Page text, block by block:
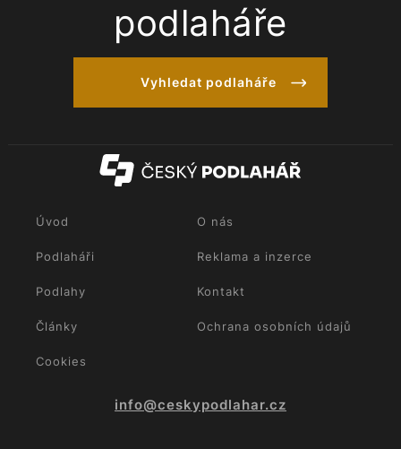
podlaháře
Vyhledat podlaháře
Úvod O nás
Podlaháři Reklama a inzerce
Podlahy Kontakt
Články Ochrana osobních údajů
Cookies
info@ceskypodlahar.cz